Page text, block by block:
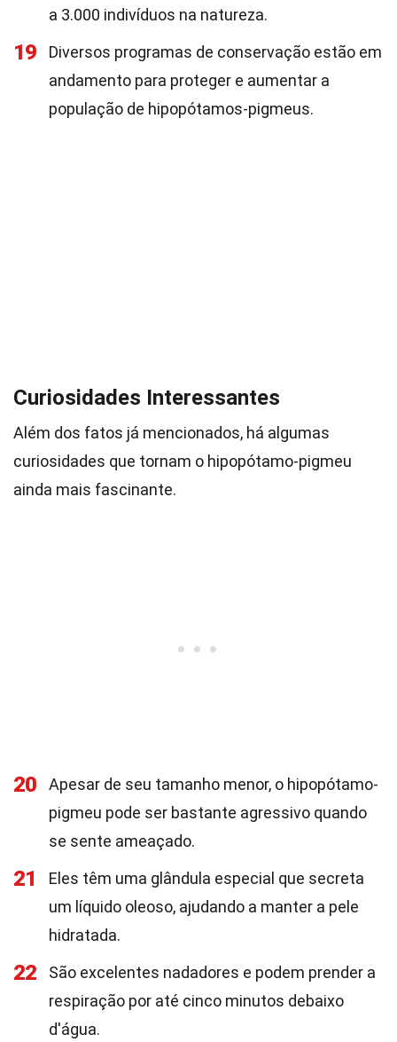
a 3.000 indivíduos na natureza.
19
Diversos programas de conservação estão em
andamento para proteger e aumentar a
população de hipopótamos-pigmeus.
Curiosidades Interessantes
Além dos fatos já mencionados, há algumas
curiosidades que tornam o hipopótamo-pigmeu
ainda mais fascinante.
20
Apesar de seu tamanho menor, o hipopótamo-
pigmeu pode ser bastante agressivo quando
se sente ameaçado.
21
Eles têm uma glândula especial que secreta
um líquido oleoso, ajudando a manter a pele
hidratada.
22
São excelentes nadadores e podem prender a
respiração por até cinco minutos debaixo
d'água.